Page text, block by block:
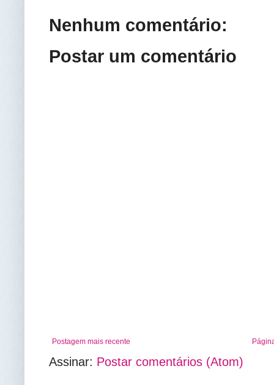
Nenhum comentário:
Postar um comentário
Postagem mais recente
Assinar: Postar comentários (Atom)